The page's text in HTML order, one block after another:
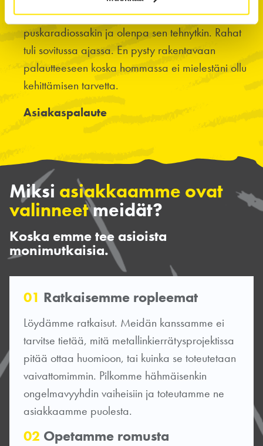
sujuvasti. Pystyy markkinoimaan ns.
puskaradiossakin ja olenpa sen tehnytkin. Rahat
tuli sovitussa ajassa. En pysty rakentavaan
palautteeseen koska hommassa ei mielestäni ollu
kehittämisen tarvetta.
Asiakaspalaute
Miksi asiakkaamme ovat
valinneetmeidät?
Koska emme tee asioista
monimutkaisia.
01 Ratkaisemme ropleemat
Löydämme ratkaisut. Meidän kanssamme ei
tarvitse tietää, mitä metallinkierrätysprojektissa
pitää ottaa huomioon, tai kuinka se toteutetaan
vaivattomimmin. Pilkomme hähmäisenkin
ongelmavyyhdin vaiheisiin ja toteutamme ne
asiakkaamme puolesta.
02 Opetamme romusta